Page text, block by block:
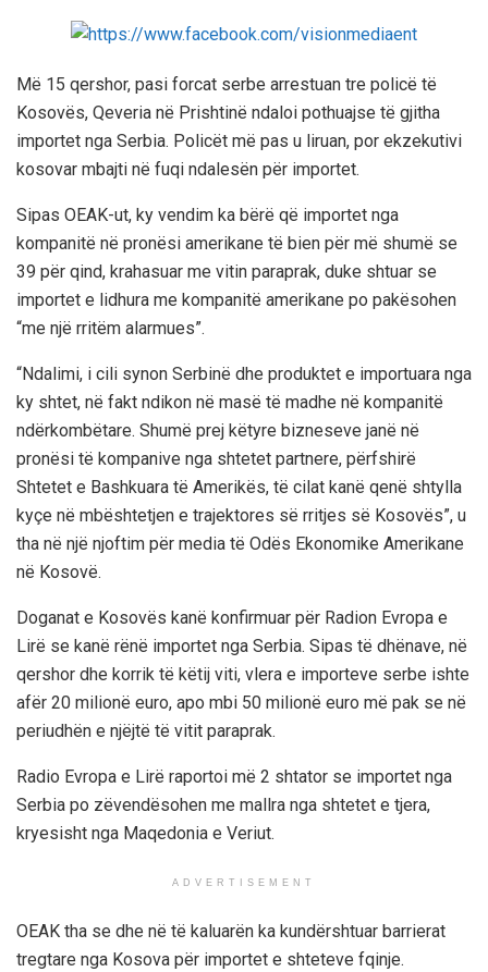
Më 15 qershor, pasi forcat serbe arrestuan tre policë të
Kosovës, Qeveria në Prishtinë ndaloi pothuajse të gjitha
importet nga Serbia. Policët më pas u liruan, por ekzekutivi
kosovar mbajti në fuqi ndalesën për importet.
Sipas OEAK-ut, ky vendim ka bërë që importet nga
kompanitë në pronësi amerikane të bien për më shumë se
39 për qind, krahasuar me vitin paraprak, duke shtuar se
importet e lidhura me kompanitë amerikane po pakësohen
“me një rritëm alarmues”.
“Ndalimi, i cili synon Serbinë dhe produktet e importuara nga
ky shtet, në fakt ndikon në masë të madhe në kompanitë
ndërkombëtare. Shumë prej këtyre bizneseve janë në
pronësi të kompanive nga shtetet partnere, përfshirë
Shtetet e Bashkuara të Amerikës, të cilat kanë qenë shtylla
kyçe në mbështetjen e trajektores së rritjes së Kosovës”, u
tha në një njoftim për media të Odës Ekonomike Amerikane
në Kosovë.
Doganat e Kosovës kanë konfirmuar për Radion Evropa e
Lirë se kanë rënë importet nga Serbia. Sipas të dhënave, në
qershor dhe korrik të këtij viti, vlera e importeve serbe ishte
afër 20 milionë euro, apo mbi 50 milionë euro më pak se në
periudhën e njëjtë të vitit paraprak.
Radio Evropa e Lirë raportoi më 2 shtator se importet nga
Serbia po zëvendësohen me mallra nga shtetet e tjera,
kryesisht nga Maqedonia e Veriut.
ADVERTISEMENT
OEAK tha se dhe në të kaluarën ka kundërshtuar barrierat
tregtare nga Kosova për importet e shteteve fqinje.